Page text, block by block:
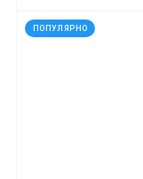
ПОПУЛЯРНО
код: 30953